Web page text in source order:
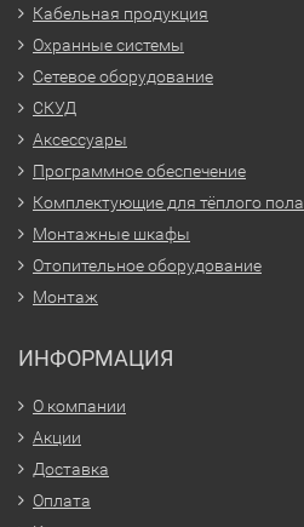
Кабельная продукция
Охранные системы
Сетевое оборудование
СКУД
Аксессуары
Программное обеспечение
Комплектующие для тёплого пола
Монтажные шкафы
Отопительное оборудование
Монтаж
ИНФОРМАЦИЯ
О компании
Акции
Доставка
Оплата